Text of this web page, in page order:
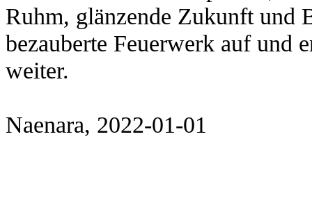
Ruhm, glänzende Zukunft und
bezauberte Feuerwerk auf und
weiter.
Naenara, 2022-01-01